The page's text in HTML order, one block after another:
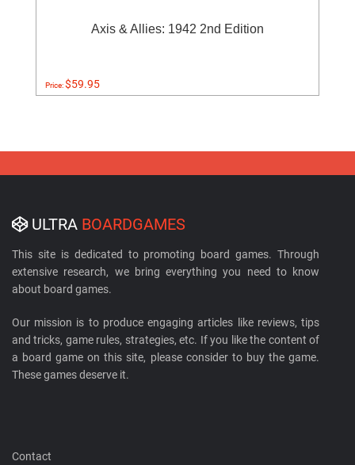
Axis & Allies: 1942 2nd Edition
Price:$59.95
ULTRA BOARDGAMES
This site is dedicated to promoting board games. Through
extensive research, we bring everything you need to know
about board games.
Our mission is to produce engaging articles like reviews, tips
and tricks, game rules, strategies, etc. If you like the content of
a board game on this site, please consider to buy the game.
These games deserve it.
Contact